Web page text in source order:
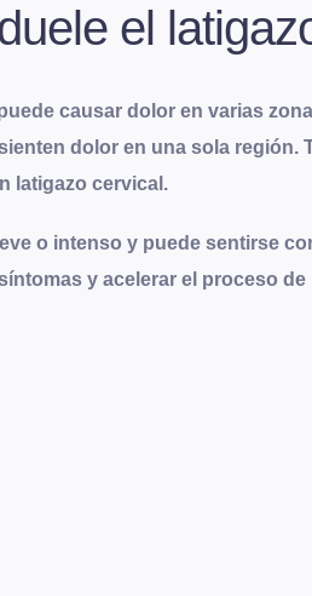
el
causar dolor en varias
dolor en una sola
latigazo cervical .
o intenso y puede sentirse
y acelerar el proceso